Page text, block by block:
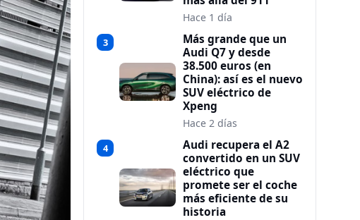
Hace 1 día
3
Más grande que un
Audi Q7 y desde
38.500 euros (en
China): así es el nuevo
SUV eléctrico de
Xpeng
Hace 2 días
4
Audi recupera el A2
convertido en un SUV
eléctrico que
promete ser el coche
más eficiente de su
historia